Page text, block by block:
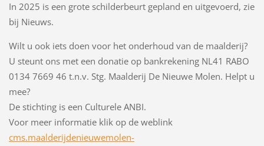
In 2025 is een grote schilderbeurt gepland en uitgevoerd, zie
bij Nieuws.
Wilt u ook iets doen voor het onderhoud van de maalderij?
U steunt ons met een donatie op bankrekening NL41 RABO
0134 7669 46 t.n.v. Stg. Maalderij De Nieuwe Molen. Helpt u
mee?
De stichting is een Culturele ANBI.
Voor meer informatie klik op de weblink
cms.maalderijdenieuwemolen-